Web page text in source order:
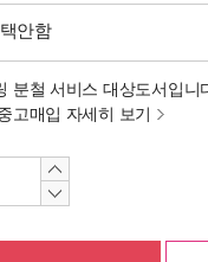
안함
분철 서비스 대상도서입니
고매입 자세히 보기